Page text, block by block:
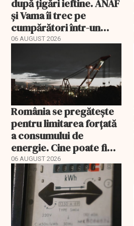
după țigări ieftine. ANAF
și Vama îi trec pe
cumpărători într-un
registru electronic
06 AUGUST 2026
România se pregătește
pentru limitarea forțată
a consumului de
energie. Cine poate fi
deconectat
06 AUGUST 2026